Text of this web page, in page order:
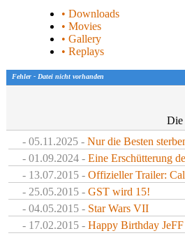
• Downloads
• Movies
• Gallery
• Replays
Fehler - Datei nicht vorhanden
Die
- 05.11.2025 - Nur die Besten
- 01.09.2024 - Eine Erschütterung
- 13.07.2015 - Offizieller Trailer:
- 25.05.2015 - GST wird 15!
- 04.05.2015 - Star Wars VII
- 17.02.2015 - Happy Birthday JeFF